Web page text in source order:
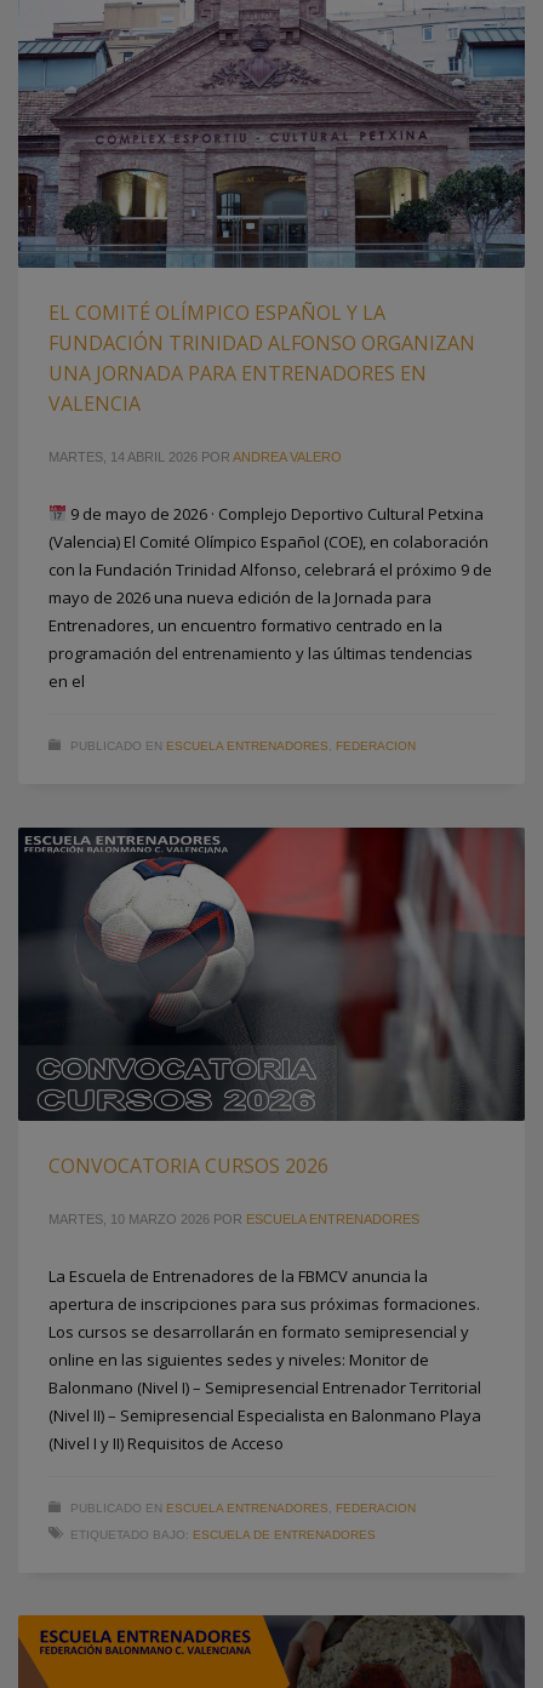
EL COMITÉ OLÍMPICO ESPAÑOL Y LA
FUNDACIÓN TRINIDAD ALFONSO ORGANIZAN
UNA JORNADA PARA ENTRENADORES EN
VALENCIA
MARTES, 14 ABRIL 2026 POR ANDREA VALERO
9 de mayo de 2026 · Complejo Deportivo Cultural Petxina
(Valencia) El Comité Olímpico Español (COE), en colaboración
con la Fundación Trinidad Alfonso, celebrará el próximo 9 de
mayo de 2026 una nueva edición de la Jornada para
Entrenadores, un encuentro formativo centrado en la
programación del entrenamiento y las últimas tendencias
en el
PUBLICADO EN ESCUELA ENTRENADORES FEDERACION
CONVOCATORIA CURSOS 2026
MARTES, 10 MARZO 2026 POR ESCUELA ENTRENADORES
La Escuela de Entrenadores de la FBMCV anuncia la
apertura de inscripciones para sus próximas formaciones.
Los cursos se desarrollarán en formato semipresencial y
online en las siguientes sedes y niveles: Monitor de
Balonmano (Nivel I) – Semipresencial Entrenador Territorial
(Nivel II) – Semipresencial Especialista en Balonmano Playa
(Nivel I y II) Requisitos de Acceso
PUBLICADO EN ESCUELA ENTRENADORES, FEDERACION
ETIQUETADO BAJO: ESCUELA DE ENTRENADORES